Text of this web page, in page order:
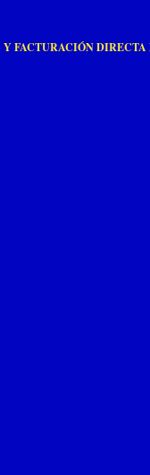
Y FACTURACIÓN